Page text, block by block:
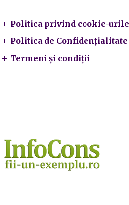
Politica privind cookie-urile
Politica de Confidențialitate
Termeni și condiții